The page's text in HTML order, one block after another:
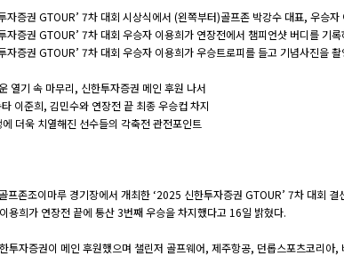
증권 GTOUR’ 7차 대회 시상식에서 (왼쪽부터)골프존 박강수 대표, 우승
증권 GTOUR’ 7차 대회 우승자 이용희가 연장전에서 챔피언샷 버디를 기
증권 GTOUR’ 7차 대회 우승자 이용희가 우승트로피를 들고 기념사진을
열기 속 마무리, 신한투자증권 메인 후원 나서
이준희, 김민수와 연장전 끝 최종 우승컵 차지
더욱 치열해진 선수들의 각축전 관전포인트
존조이마루 경기장에서 개최한 ‘2025 신한투자증권 GTOUR’ 7차 대회 결
희가 연장전 끝에 통산 3번째 우승을 차지했다고 16일 밝혔다.
자증권이 메인 후원했으며 챌린저 골프웨어, 제주항공, 던롭스포츠코리아,